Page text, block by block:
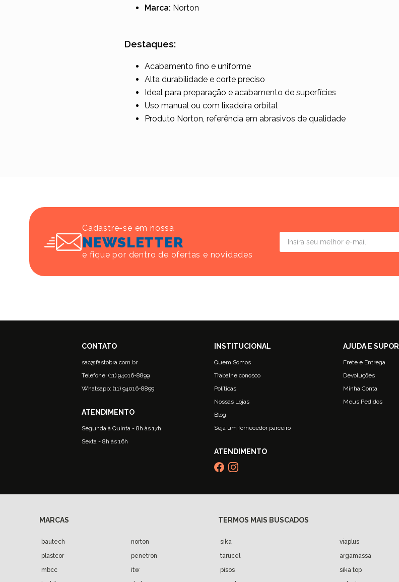
Marca: Norton
Destaques:
Acabamento fino e uniforme
Alta durabilidade e corte preciso
Ideal para preparação e acabamento de superfícies
Uso manual ou com lixadeira orbital
Produto Norton, referência em abrasivos de qualidade
Cadastre-se em nossa
NEWSLETTER
e fique por dentro de ofertas e novidades
sac@fastobra.com.br
Telefone: (11) 94016-8899
Whatsapp: (11) 94016-8899
Segunda à Quinta - 8h às 17h
Sexta - 8h às 16h
Quem Somos
Trabalhe conosco
Políticas
Nossas Lojas
Blog
Seja um fornecedor parceiro
Frete e Entrega
Devoluções
Minha Conta
Meus Pedidos
bautech
norton
plastcor
penetron
mbcc
itw
sika viaplus
tarucel
argamassa
pisos
sika top